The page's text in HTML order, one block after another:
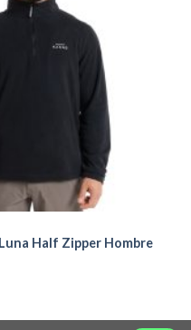
Half Zipper Hombre